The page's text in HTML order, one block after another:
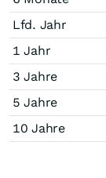
Lfd. Jahr
1 Jahr
3 Jahre
5 Jahre
10 Jahre